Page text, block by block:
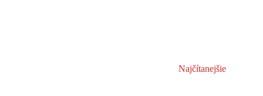
Najčítanejšie